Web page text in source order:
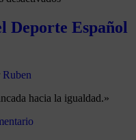
Deporte Español
Ruben
hacia la igualdad.»